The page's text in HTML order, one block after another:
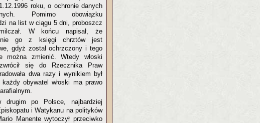
roku, o ochronie danych
Pomimo obowiązku
na list w ciągu 5 dni, proboszcz
W końcu napisał, że
go z księgi chrztów jest
gdyż został ochrzczony i tego
można zmienić. Wtedy włoski
się do Rzecznika Praw
dwa razy i wynikiem był
obywatel włoski ma prawo
drugim po Polsce, najbardziej
i Watykanu na polityków
Manente wytoczył przeciwko